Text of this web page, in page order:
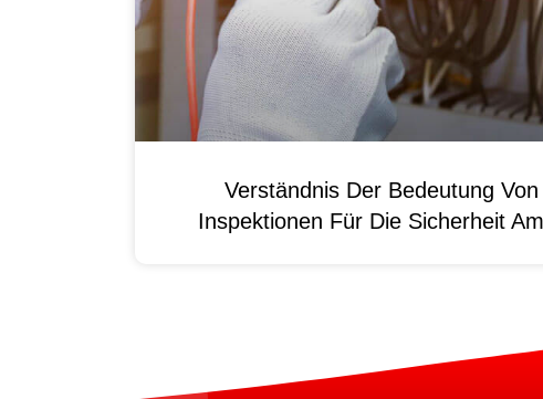
Verständnis Der Bedeutung
Inspektionen Für Die Sicherheit